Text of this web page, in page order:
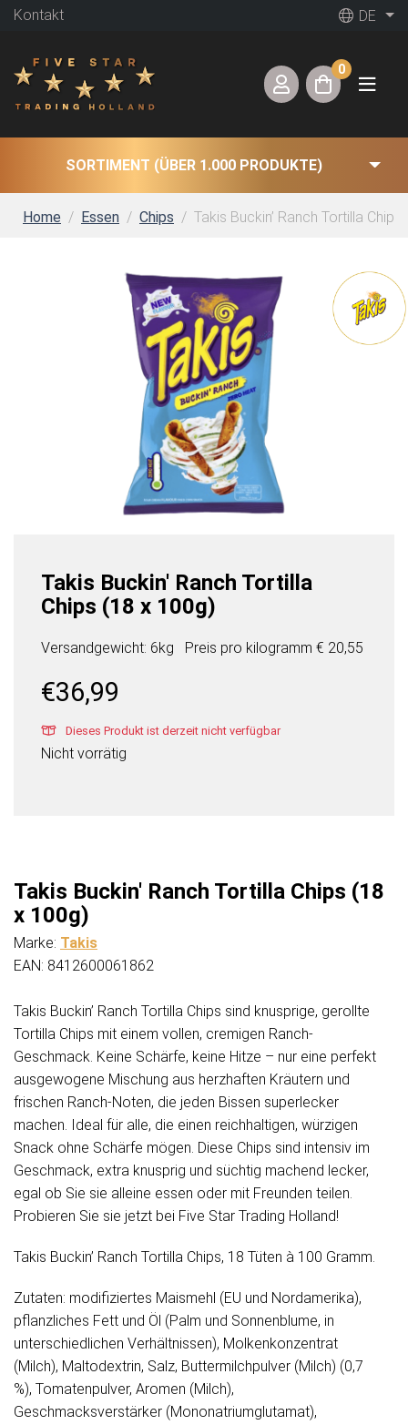
Kontakt DE
0
SORTIMENT (ÜBER 1.000 PRODUKTE)
Home Essen Chips Takis Buckin’ Ranch Tortilla
Takis Buckin' Ranch Tortilla
Chips (18 x 100g)
Versandgewicht: 6kg Preis pro kilogramm € 20,55
€36,99
Dieses Produkt ist derzeit nicht verfügbar
Nicht vorrätig
Takis Buckin' Ranch Tortilla Chips (18
x 100g)
Marke: Takis
EAN: 8412600061862
Takis Buckin’ Ranch Tortilla Chips sind knusprige, gerollte
Tortilla Chips mit einem vollen, cremigen Ranch-
Geschmack. Keine Schärfe, keine Hitze – nur eine perfekt
ausgewogene Mischung aus herzhaften Kräutern und
frischen Ranch-Noten, die jeden Bissen superlecker
machen. Ideal für alle, die einen reichhaltigen, würzigen
Snack ohne Schärfe mögen. Diese Chips sind intensiv im
Geschmack, extra knusprig und süchtig machend lecker,
egal ob Sie sie alleine essen oder mit Freunden teilen.
Probieren Sie sie jetzt bei Five Star Trading Holland!
Takis Buckin’ Ranch Tortilla Chips, 18 Tüten à 100 Gramm.
Zutaten: modifiziertes Maismehl (EU und Nordamerika),
pflanzliches Fett und Öl (Palm und Sonnenblume, in
unterschiedlichen Verhältnissen), Molkenkonzentrat
(Milch), Maltodextrin, Salz, Buttermilchpulver (Milch) (0,7
%), Tomatenpulver, Aromen (Milch),
Geschmacksverstärker (Mononatriumglutamat),